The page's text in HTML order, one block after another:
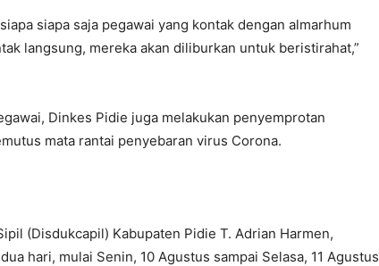
siapa saja pegawai yang kontak dengan almarhum
langsung, mereka akan diliburkan untuk beristirahat,”
Dinkes Pidie juga melakukan penyemprotan
mata rantai penyebaran virus Corona.
(Disdukcapil) Kabupaten Pidie T. Adrian Harmen,
hari, mulai Senin, 10 Agustus sampai Selasa, 11 Agustus